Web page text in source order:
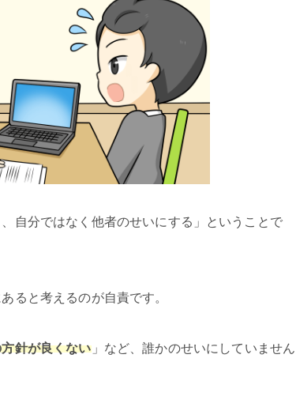
自分ではなく他者のせいにする」ということで
ると考えるのが自責です。
針が良くない」など、誰かのせいにしていません